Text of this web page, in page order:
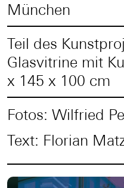
München
Teil des
Glasvitrine mit
x 145 x 100 cm
Fotos: Wilfried
Text: Florian